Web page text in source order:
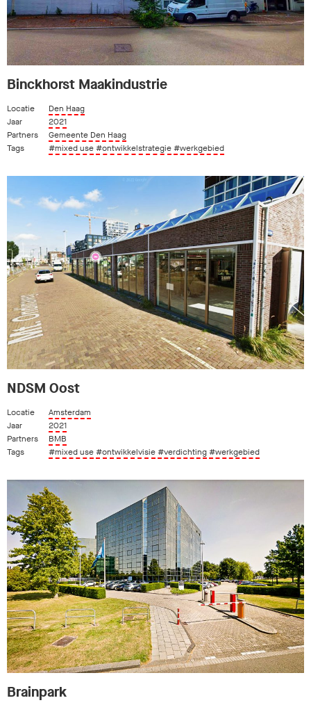
Binckhorst Maakindustrie
Locatie
Den Haag
Jaar
2021
Partners
Gemeente Den Haag
Tags
#mixed use#ontwikkelstrategie#werkgebied
NDSM Oost
Locatie
Amsterdam
Jaar
2021
Partners
BMB
Tags
#mixed use#ontwikkelvisie#verdichting#werkgebied
Brainpark